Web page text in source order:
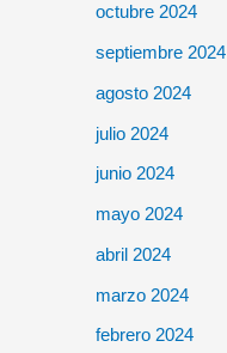
octubre 2024
septiembre 2024
agosto 2024
julio 2024
junio 2024
mayo 2024
abril 2024
marzo 2024
febrero 2024